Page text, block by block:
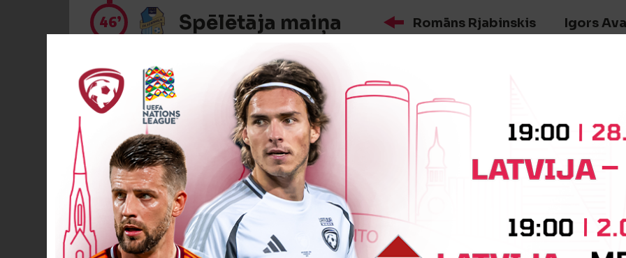
46’ Spēlētāja maiņa Romāns Rjabinskis Igors
Dzeltenā kartīte Artjoms Osipovs
59’ Spēlētāja maiņa Germans Raklinskis Jānis Klibus